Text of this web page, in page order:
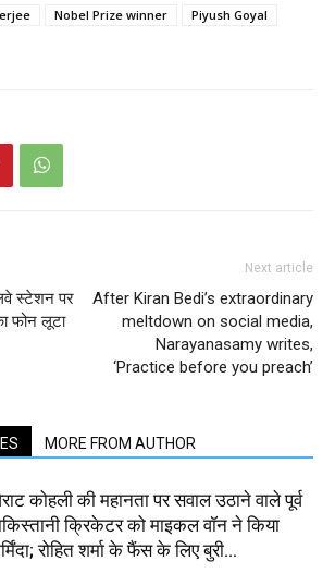
Nobel Prize winner
Piyush Goyal
स्टेशन पर
फोन लूटा
Next article
After Kiran Bedi’s extraordinary
meltdown on social media,
Narayanasamy writes,
‘Practice before you preach’
MORE FROM AUTHOR
कोहली की महानता पर सवाल उठाने वाले पूर्व
क्रिकेटर को माइकल वॉन ने किया
रोहित शर्मा के फैंस के लिए बुरी...